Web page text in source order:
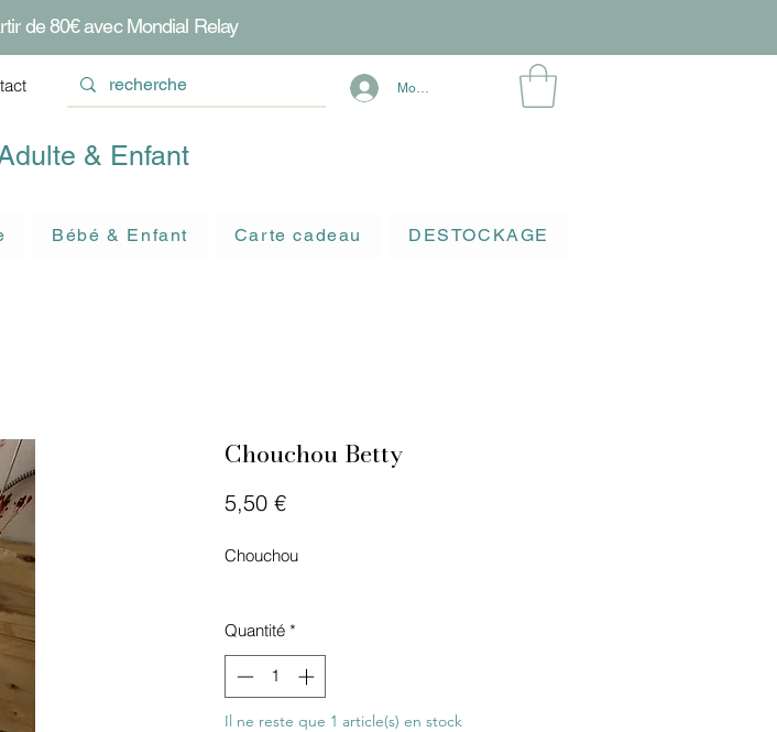
de 80€ avec Mondial Relay
Mon compte
& Enfant
Bébé & Enfant Carte cadeau DESTOCKAGE
Chouchou Betty
5,50 €Prix
Chouchou
Quantité *
Il ne reste que 1 article(s) en stock